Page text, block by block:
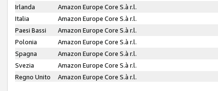
Irlanda
Amazon Europe Core S.à r.l.
Italia
Amazon Europe Core S.à r.l.
Paesi Bassi
Amazon Europe Core S.à r.l.
Polonia
Amazon Europe Core S.à r.l.
Spagna
Amazon Europe Core S.à r.l.
Svezia
Amazon Europe Core S.à r.l.
Regno Unito
Amazon Europe Core S.à r.l.